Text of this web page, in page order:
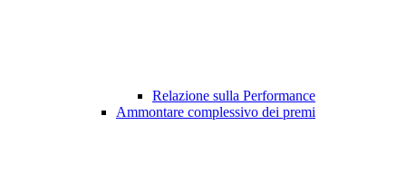
Relazione sulla Performance
Ammontare complessivo dei premi